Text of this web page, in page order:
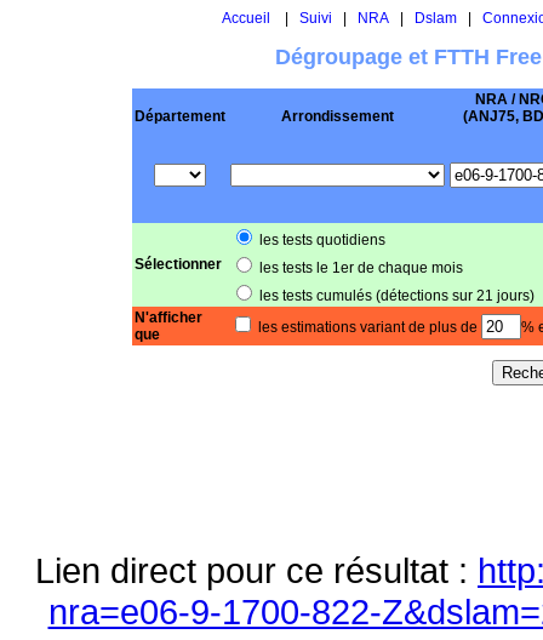
Accueil Suivi NRA| Dslam|
Dégroupage et FTTH
Département Arrondissement
NRA /
(ANJ75,
Sélectionner
les tests quotidiens
les tests le 1er de chaque mois
les tests cumulés (détections sur 21 jours)
N'afficher
que
les estimations variant de plus de %
Lien direct pour ce résultat :
nra=e06-9-1700-822-